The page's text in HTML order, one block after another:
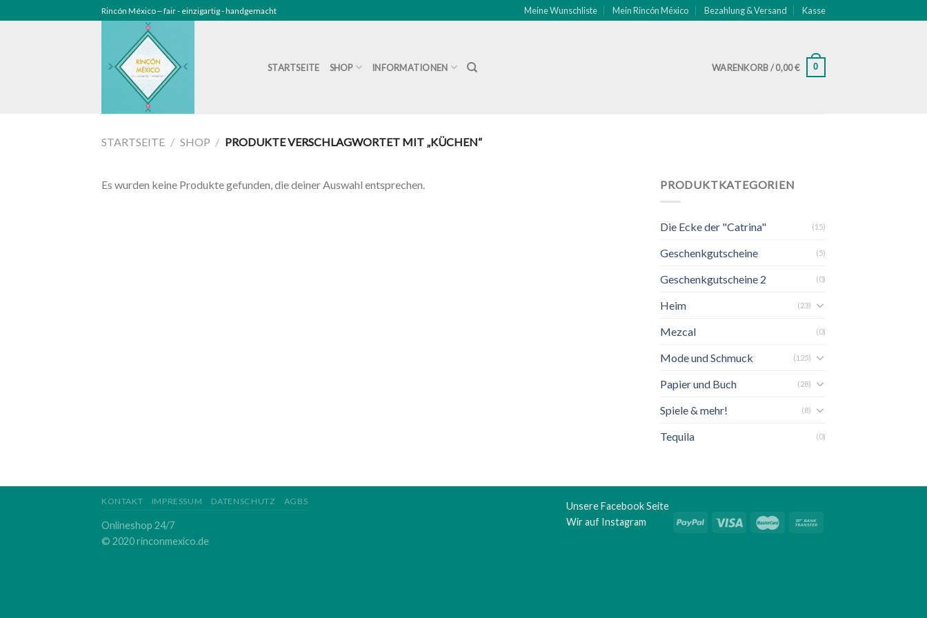
to
Rincón México ‒ fair - einzigartig - handgemacht Meine Wunschliste Mein Rincón México Bezahlung & Versand Kasse
STARTSEITE SHOP INFORMATIONEN WARENKORB /0,00€ 0
STARTSEITE / SHOP / PRODUKTE VERSCHLAGWORTET MIT „KÜCHEN“
Es wurden keine Produkte gefunden, die deiner Auswahl entsprechen. PRODUKTKATEGORIEN
Die Ecke der "Catrina" (15)
Geschenkgutscheine (5)
Geschenkgutscheine 2 (0)
Heim (23)
Mezcal (0)
Mode und Schmuck (125)
Papier und Buch (28)
Spiele & mehr! (8)
Tequila (0)
Unsere Facebook Seite
Wir auf Instagram
KONTAKT IMPRESSUM DATENSCHUTZ AGBS
Onlineshop 24/7
© 2020 rinconmexico.de